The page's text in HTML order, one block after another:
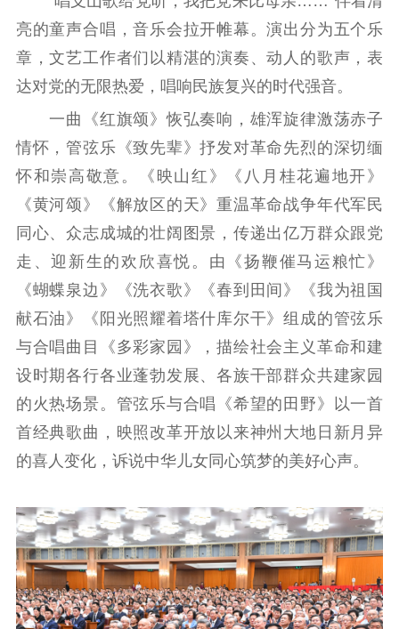
公共服务
提升资源库
政务服务
登记服务
科研创新
服务管理平台
智库服务
管理平台
文艺创作
服务管理
文化产业
统计分析
数字出版
审读服务
新闻发布工作备
案管理系统
电影
服务
理论宣讲
共建共享平台
政工继续教育学
习平台
亮的童声合唱，音乐会拉开帷幕。演出分为五个乐
章，文艺工作者们以精湛的演奏、动人的歌声，表
达对党的无限热爱，唱响民族复兴的时代强音。
一曲《红旗颂》恢弘奏响，雄浑旋律激荡赤子
情怀，管弦乐《致先辈》抒发对革命先烈的深切缅
怀和崇高敬意。《映山红》《八月桂花遍地开》
《黄河颂》《解放区的天》重温革命战争年代军民
同心、众志成城的壮阔图景，传递出亿万群众跟党
走、迎新生的欢欣喜悦。由《扬鞭催马运粮忙》
《蝴蝶泉边》《洗衣歌》《春到田间》《我为祖国
献石油》《阳光照耀着塔什库尔干》组成的管弦乐
与合唱曲目《多彩家园》，描绘社会主义革命和建
设时期各行各业蓬勃发展、各族干部群众共建家园
的火热场景。管弦乐与合唱《希望的田野》以一首
首经典歌曲，映照改革开放以来神州大地日新月异
的喜人变化，诉说中华儿女同心筑梦的美好心声。